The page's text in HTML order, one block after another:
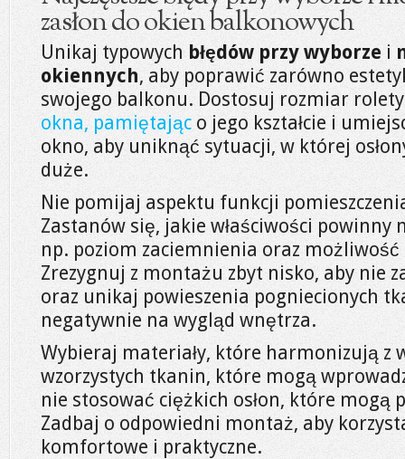
zasłon do okien balkonowych
Unikaj typowych błędów przy wyborze i
okiennych, aby poprawić zarówno
swojego balkonu. Dostosuj rozmiar
okna, pamiętając o jego kształcie i
okno, aby uniknąć sytuacji, w której
duże.
Nie pomijaj aspektu funkcji
Zastanów się, jakie właściwości powinny
np. poziom zaciemnienia oraz
Zrezygnuj z montażu zbyt nisko, aby nie
oraz unikaj powieszenia pogniecionych
negatywnie na wygląd wnętrza.
Wybieraj materiały, które harmonizują z
wzorzystych tkanin, które mogą
nie stosować ciężkich osłon, które mogą
Zadbaj o odpowiedni montaż, aby
komfortowe i praktyczne.